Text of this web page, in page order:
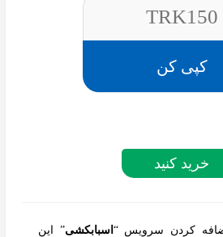
TRK150
کپی کن
خرید کنید
کردن سرویس “ اسبابکشی” این